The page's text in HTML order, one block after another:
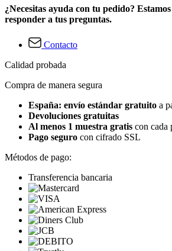
¿Necesitas ayuda con tu pedido?
responder a tus preguntas.
Contacto
Calidad probada
Compra de manera segura
España: envío estándar gratuito a
Devoluciones gratuitas
Al menos 1 muestra gratis con cada
Pago seguro con cifrado SSL
Métodos de pago:
Transferencia bancaria